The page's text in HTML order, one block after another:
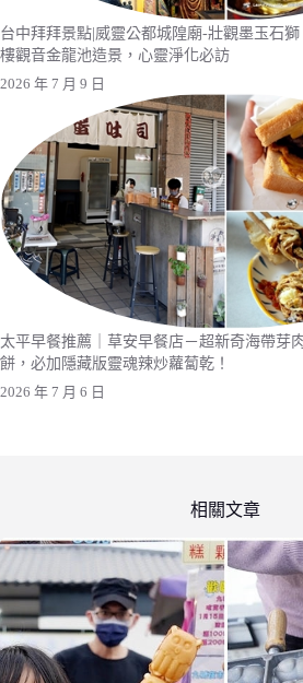
台中拜拜景點|威靈公都城隍廟-壯觀墨玉石
樓觀音金龍池造景，心靈淨化必訪
2026 年 7 月 9 日
太平早餐推薦｜草安早餐店－超新奇海帶芽
餅，必加隱藏版靈魂辣炒蘿蔔乾！
2026 年 7 月 6 日
相關文章